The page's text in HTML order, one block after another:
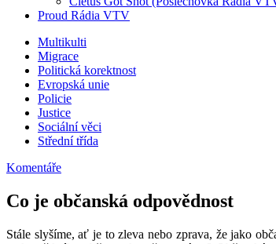
Proud Rádia VTV
Sub
menu
Multikulti
Migrace
Politická korektnost
Evropská unie
Policie
Justice
Sociální věci
Střední třída
Komentáře
Co je občanská odpovědnost
Stále slyšíme, ať je to zleva nebo zprava, že jako